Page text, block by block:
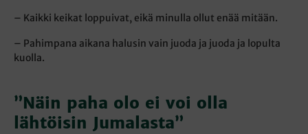
– Kaikki keikat loppuivat, eikä minulla ollut enää mitään.
– Pahimpana aikana halusin vain juoda ja juoda ja lopulta
kuolla.
”Näin paha olo ei voi olla
lähtöisin Jumalasta”